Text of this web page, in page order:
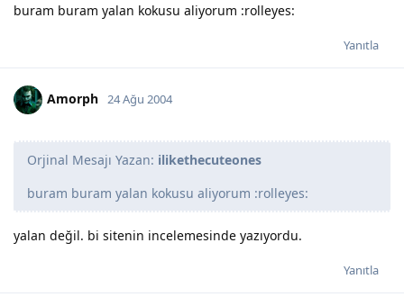
buram buram yalan kokusu aliyorum :rolleyes:
Yanıtla
Amorph 24 Ağu 2004
Orjinal Mesajı Yazan: ilikethecuteones
buram buram yalan kokusu aliyorum :rolleyes:
yalan değil. bi sitenin incelemesinde yazıyordu.
Yanıtla